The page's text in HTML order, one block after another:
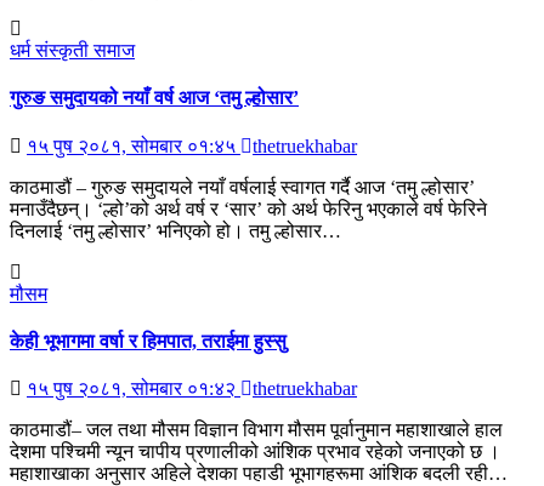
धर्म संस्कृतीसमाज
गुरुङ समुदायको नयाँ वर्ष आज ‘तमु ल्होसार’
१५ पुष २०८१, सोमबार ०१:४५
thetruekhabar
काठमाडौं – गुरुङ समुदायले नयाँ वर्षलाई स्वागत गर्दै आज ‘तमु ल्होसार’
मनाउँदैछन्। ‘ल्हो’को अर्थ वर्ष र ‘सार’ को अर्थ फेरिनु भएकाले वर्ष फेरिने
दिनलाई ‘तमु ल्होसार’ भनिएको हो। तमु ल्होसार…
मौसम
केही भूभागमा वर्षा र हिमपात, तराईमा हुस्सु
१५ पुष २०८१, सोमबार ०१:४२
thetruekhabar
काठमाडौं– जल तथा मौसम विज्ञान विभाग मौसम पूर्वानुमान महाशाखाले हाल
देशमा पश्चिमी न्यून चापीय प्रणालीको आंशिक प्रभाव रहेको जनाएको छ ।
महाशाखाका अनुसार अहिले देशका पहाडी भूभागहरूमा आंशिक बदली रही…